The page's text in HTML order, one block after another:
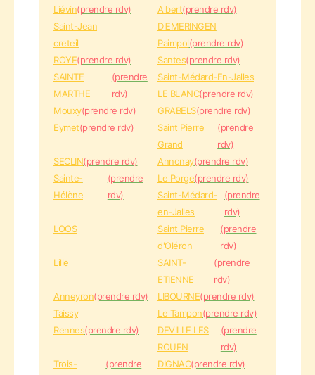
Liévin(prendre rdv) Albert(prendre rdv)
Saint-Jean
DIEMERINGEN
creteil
Paimpol(prendre rdv)
ROYE(prendre rdv) Santes(prendre rdv)
SAINTE
MARTHE
(prendre
rdv)
Saint-Médard-En-Jalles
LE BLANC(prendre rdv)
Mouxy(prendre rdv) GRABELS(prendre rdv)
Eymet(prendre rdv)
Saint Pierre
Grand
(prendre
rdv)
SECLIN(prendre rdv) Annonay(prendre rdv)
Sainte-
Hélène
(prendre
rdv)
Le Porge(prendre rdv)
Saint-Médard-
en-Jalles
(prendre
rdv)
LOOS
Saint Pierre
d'Oléron
(prendre
rdv)
Lille
SAINT-
ETIENNE
(prendre
rdv)
Anneyron(prendre rdv) LIBOURNE(prendre rdv)
Taissy
Le Tampon(prendre rdv)
Rennes(prendre rdv)
DEVILLE LES
ROUEN
(prendre
rdv)
Trois-
(prendre DIGNAC(prendre rdv)